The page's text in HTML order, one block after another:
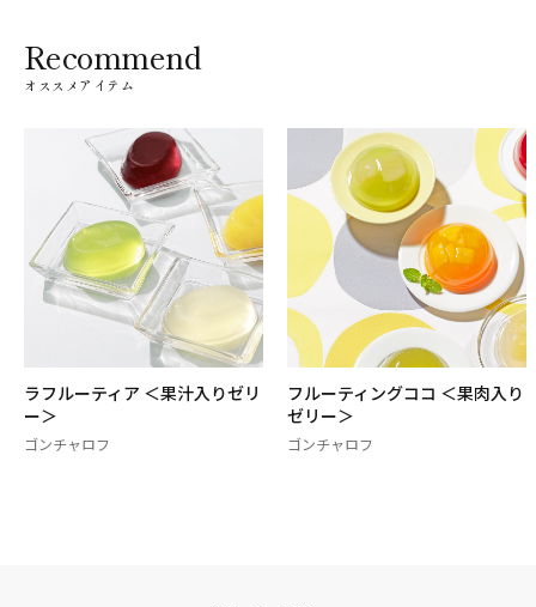
Recommend
オススメアイテム
ラフルーティア ＜果汁入りゼリ
ー＞
ゴンチャロフ
フルーティングココ ＜果肉入り
ゼリー＞
ゴンチャロフ